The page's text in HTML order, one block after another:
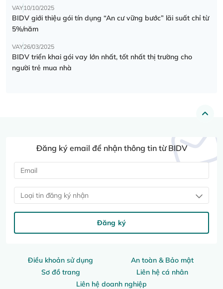
VAY10/10/2025
BIDV giới thiệu gói tín dụng “An cư vững bước” lãi suất chỉ từ
5%/năm
VAY26/03/2025
BIDV triển khai gói vay lớn nhất, tốt nhất thị trường cho
người trẻ mua nhà
Điều khoản sử dụng
An toàn & Bảo mật
Sơ đồ trang
Liên hệ cá nhân
Liên hệ doanh nghiệp
Đăng ký email để nhận thông tin từ BIDV
Loại tin đăng ký nhận
Đăng ký